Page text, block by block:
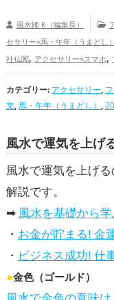
風水師 K（編集長）
セサリー×馬・午年（うまどし）
社仏閣, アクセサリー×スマホ,
支・十二支,ファッションアイ
×2026年（令和8年）,ファッシ
ホ,お守り×金色,お守り×干支
支の開運グッズ,馬・午年（う
プ ,仕事運アップ,総合運・全
カテゴリー: アクセサリー,
支,馬・午年（うまどし） ,
風水で運気を上げ
風水で運気を上げ
解説です。
➡ 風水を基礎から学
・ お金が貯まる! 金運アッ
・ ビジネス成功! 仕事運ア
●金色（ゴールド）